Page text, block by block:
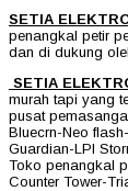
SETIA
penangkal petir
dan di dukung
SETIA
murah tapi yang
pusat
Bluecrn-Neo
Guardian-LPI
Toko penangkal
Counter Tower-